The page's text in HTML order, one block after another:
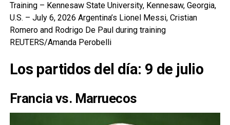
Training – Kennesaw State University, Kennesaw, Georgia,
U.S. – July 6, 2026 Argentina’s Lionel Messi, Cristian
Romero and Rodrigo De Paul during training
REUTERS/Amanda Perobelli
Los partidos del día: 9 de julio
Francia vs. Marruecos